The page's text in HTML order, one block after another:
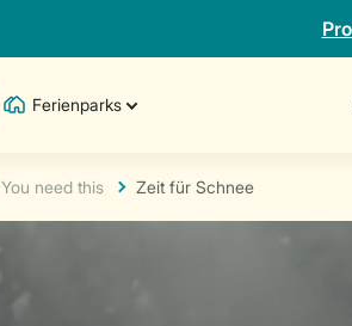
Ferienparks
You need this Zeit für Schnee